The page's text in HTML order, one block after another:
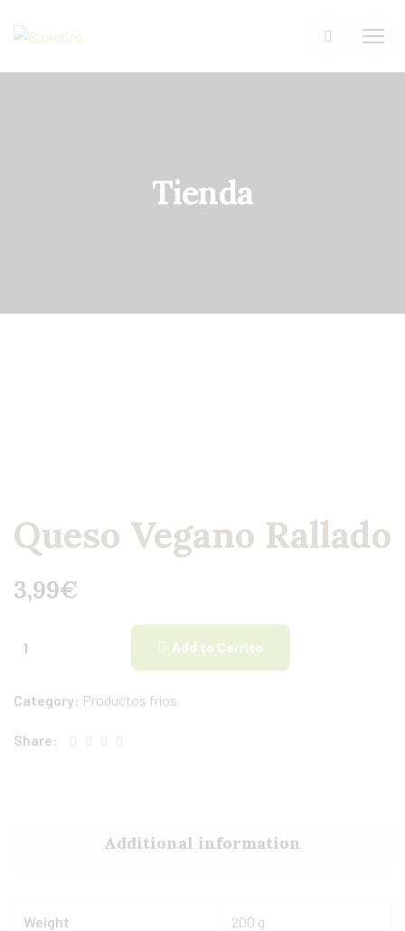
Tienda
Queso Vegano Rallado
3,99€
Add to Carrito
Category: Productos fríos
Share:
Additional information
Weight 200 g